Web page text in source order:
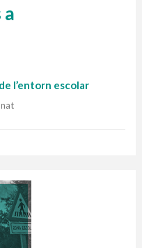
l’entorn escolar